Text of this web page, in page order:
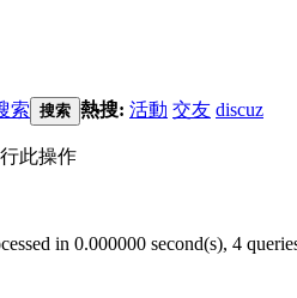
索 搜索 熱搜: 活動 交友 discuz
此操作
in 0.000000 second(s), 4